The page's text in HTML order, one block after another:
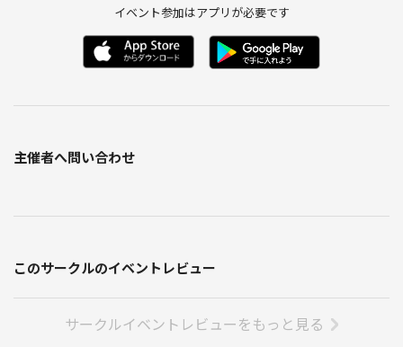
イベント参加はアプリが必要です
主催者へ問い合わせ
このサークルのイベントレビュー
サークルイベントレビューをもっと見る